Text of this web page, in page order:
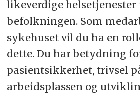
likeverdige helsetjenester
befolkningen. Som
sykehuset vil du ha en
dette. Du har betydning
pasientsikkerhet, trivsel
arbeidsplassen og